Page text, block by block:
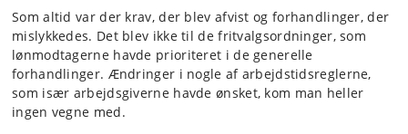
Som altid var der krav, der blev afvist og forhandlinger, der
mislykkedes. Det blev ikke til de fritvalgsordninger, som
lønmodtagerne havde prioriteret i de generelle
forhandlinger. Ændringer i nogle af arbejdstidsreglerne,
som især arbejdsgiverne havde ønsket, kom man heller
ingen vegne med.